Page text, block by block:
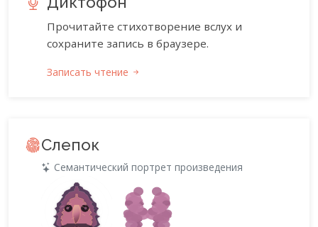
Прочитайте стихотворение вслух и
сохраните запись в браузере.
Записать чтение
Слепок
Семантический портрет произведения